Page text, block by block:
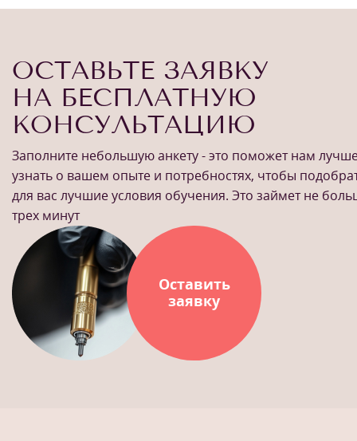
ОСТАВЬТЕ ЗАЯВКУ
НА БЕСПЛАТНУЮ
КОНСУЛЬТАЦИЮ
Заполните небольшую анкету - это поможет нам
узнать о вашем опыте и потребностях, чтобы
для вас лучшие условия обучения. Это займет не
трех минут
Оставить
заявку